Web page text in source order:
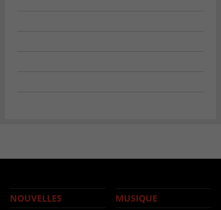
NOUVELLES MUSIQUE